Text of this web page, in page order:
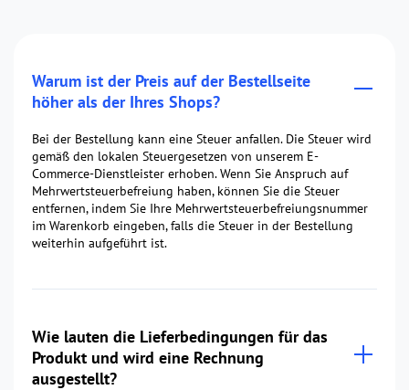
Warum ist der Preis auf der Bestellseite
höher als der Ihres Shops?
Bei der Bestellung kann eine Steuer anfallen. Die Steuer wird
gemäß den lokalen Steuergesetzen von unserem E-
Commerce-Dienstleister erhoben. Wenn Sie Anspruch auf
Mehrwertsteuerbefreiung haben, können Sie die Steuer
entfernen, indem Sie Ihre Mehrwertsteuerbefreiungsnummer
im Warenkorb eingeben, falls die Steuer in der Bestellung
weiterhin aufgeführt ist.
Wie lauten die Lieferbedingungen für das
Produkt und wird eine Rechnung
ausgestellt?